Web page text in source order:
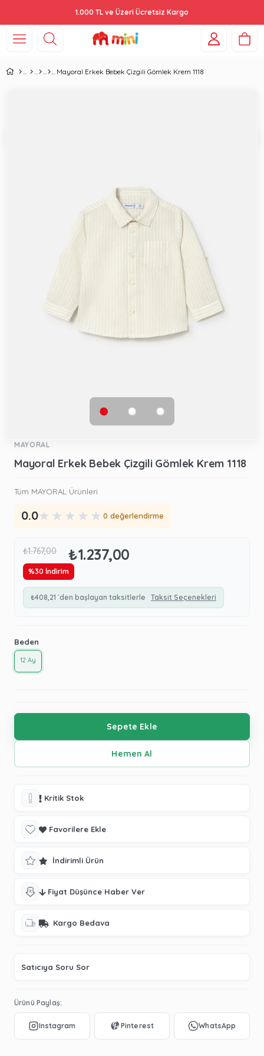
1.000 TL ve Üzeri Ücretsiz Kargo
Mayoral Erkek Bebek Çizgili Gömlek Krem 1118
MAYORAL
Mayoral Erkek Bebek Çizgili Gömlek Krem 1118
Tüm MAYORAL Ürünleri
0.0★ ★ ★ ★ ★ 0 değerlendirme
₺1.767,00 ₺1.237,00
%30 İndirim
₺408,21 `den başlayan taksitlerle Taksit Seçenekleri
Beden
12 Ay
Kritik Stok
Favorilere Ekle
İndirimli Ürün
Fiyat Düşünce Haber Ver
Kargo Bedava
Satıcıya Soru Sor
Ürünü Paylaş: